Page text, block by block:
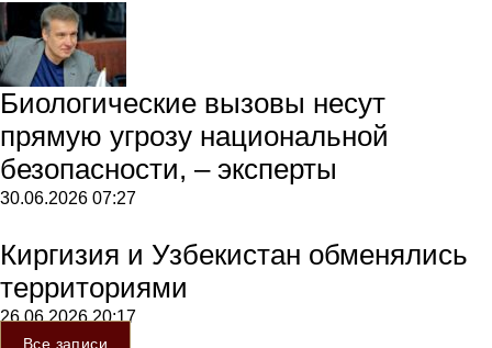
Биологические вызовы несут
прямую угрозу национальной
безопасности, – эксперты
30.06.2026 07:27
Киргизия и Узбекистан обменялись
территориями
26.06.202620:17
Все записи